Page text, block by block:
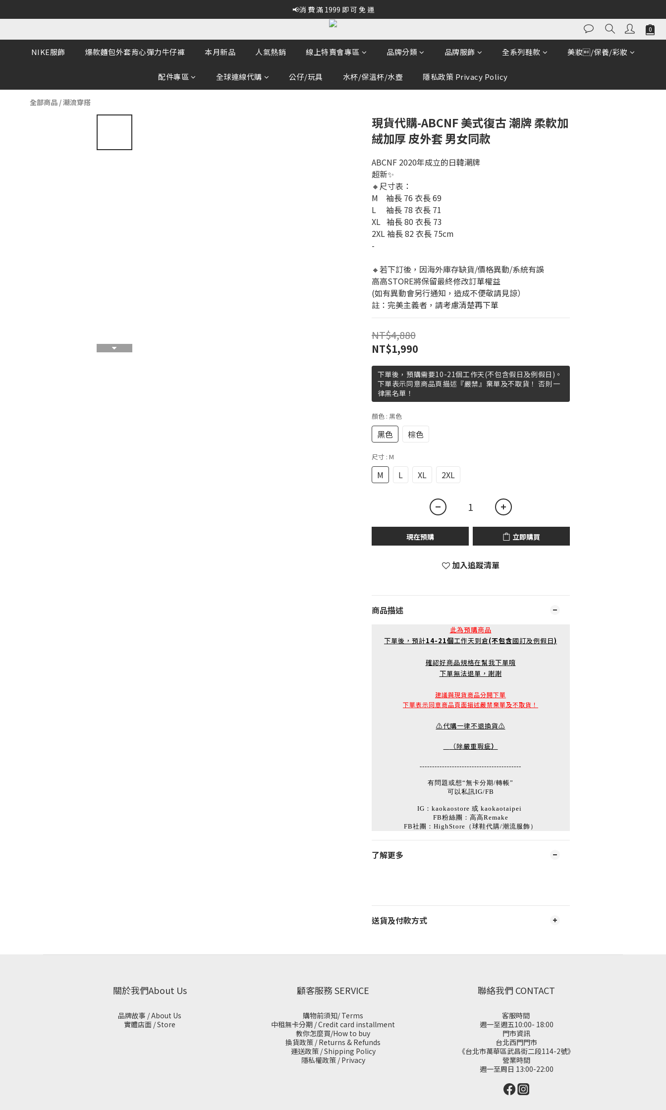
📢消 費 滿 1999 即 可 免 運
NIKE服飾 爆款麵包外套背心彈力牛仔褲 本月新品 人氣熱銷 線上特賣會專區 品牌分類 品牌服飾 全系列鞋款 美妝/保養/彩妝
配件專區 全球連線代購 公仔/玩具 水杯/保溫杯/水壺 隱私政策 Privacy Policy
全部商品 /潮流穿搭
現貨代購-ABCNF 美式復古 潮牌 柔軟加
絨加厚 皮外套 男女同款
ABCNF 2020年成立的日韓潮牌
超新✨
🔸尺寸表：
M    袖長 76 衣長 69
L     袖長 78 衣長 71
XL   袖長 80 衣長 73
2XL 袖長 82 衣長 75cm
-
🔸若下訂後，因海外庫存缺貨/價格異動/系統有誤
高高STORE將保留最終修改訂單權益
(如有異動會另行通知，造成不便敬請見諒）
註：完美主義者，請考慮清楚再下單
NT$4,880
NT$1,990
下單後，預購需要10-21個工作天(不包含假日及例假日)。
下單表示同意商品頁描述『嚴禁』棄單及不取貨！ 否則一
律黑名單！
顏色 : 黑色
黑色 棕色
尺寸 : M
M L XL 2XL
現在預購 立即購買
加入追蹤清單
商品描述
此為預購商品
下單後，預計14-21個工作天到倉(不包含國訂及例假日)
確認好商品規格在幫我下單唷
下單無法退單，謝謝
建議與現貨商品分開下單
下單表示同意商品頁面描述嚴禁棄單及不取貨！
⚠️代購一律不退換貨⚠️
（除嚴重瑕疵）
-----------------------------------------
有問題或想“無卡分期/轉帳”
可以私訊IG/FB
IG：kaokaostore 或 kaokaotaipei
FB粉絲團：高高Remake
FB社團：HighStore（球鞋代購/潮流服飾）
了解更多
送貨及付款方式
立即購買
關於我們About Us
品牌故事 / About Us
實體店面 / Store
顧客服務 SERVICE
購物前須知/ Terms
中租無卡分期 / Credit card installment
教你怎麼買/How to buy
換貨政策 / Returns & Refunds
運送政策 / Shipping Policy
隱私權政策 / Privacy
聯絡我們 CONTACT
客服時間
週一至週五10:00- 18:00
門市資訊
台北西門門市
《台北市萬華區武昌街二段114-2號》
營業時間
週一至周日 13:00-22:00